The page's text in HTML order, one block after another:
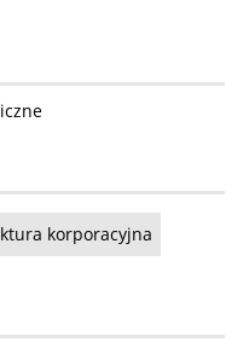
korporacyjna